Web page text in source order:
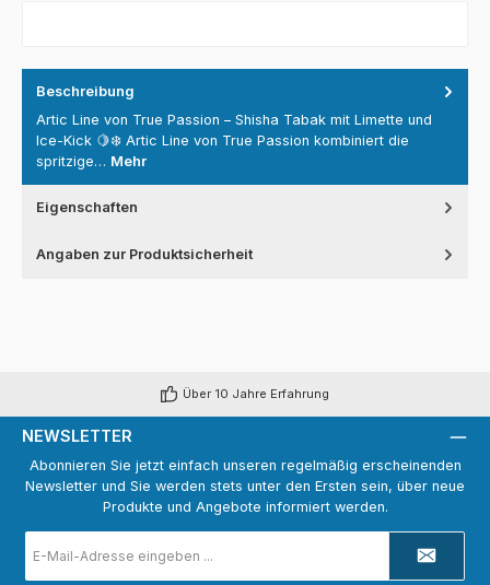
Beschreibung
Artic Line von True Passion – Shisha Tabak mit Limette und
Ice-Kick 🍋❄️ Artic Line von True Passion kombiniert die
spritzige… Mehr
Eigenschaften
Angaben zur Produktsicherheit
Über 10 Jahre Erfahrung
NEWSLETTER
Abonnieren Sie jetzt einfach unseren regelmäßig erscheinenden
Newsletter und Sie werden stets unter den Ersten sein, über neue
Produkte und Angebote informiert werden.
Mail-
Adresse